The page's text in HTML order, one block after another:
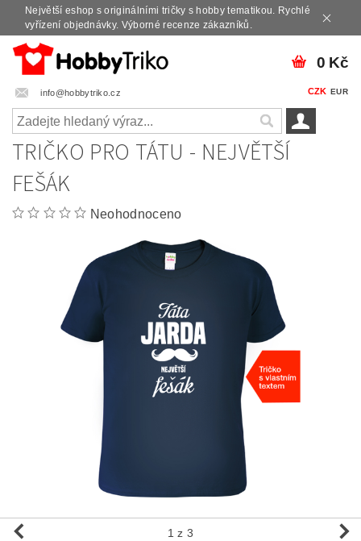
Největší eshop s originálními tričky s hobby tematikou. Rychlé
vyřízení objednávky. Výborné recenze zákazníků.
info@hobbytriko.cz CZK EUR
0 Kč
TRIČKO PRO TÁTU - NEJVĚTŠÍ
FEŠÁK
Neohodnoceno
1 z 3